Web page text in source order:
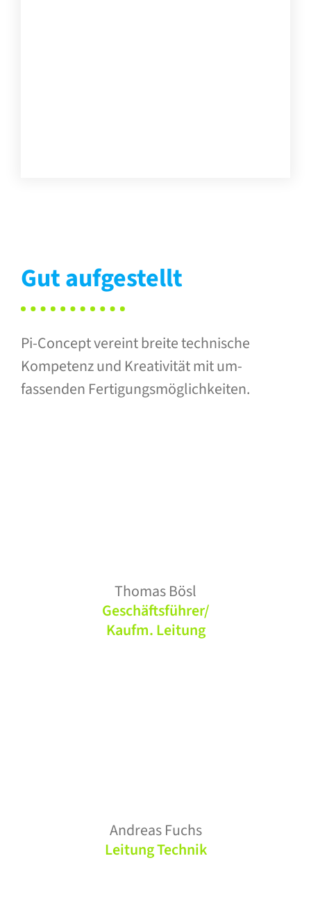
Gut aufgestellt
Pi-Concept vereint breite technische
Kompetenz und Kreativität mit um­
fassenden Fertigungs­möglichkeiten.
Thomas Bösl
Geschäftsführer/
Kaufm. Leitung
Andreas Fuchs
Leitung Technik